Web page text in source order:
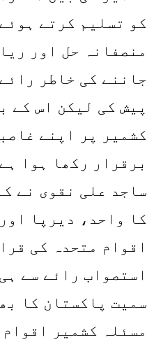
کو تسلیم کرتے
منصفانہ حل اور
جاننے کی خاطر
پیش کی لیکن اس کے
کشمیر پر اپنے
برقرار رکھا ہوا
ساجد علی نقوی نے
کا واحد، دیرپا
اقوام متحدہ کی
استصواب رائے سے
سمیت پاکستان کا
مسئلہ کشمیر